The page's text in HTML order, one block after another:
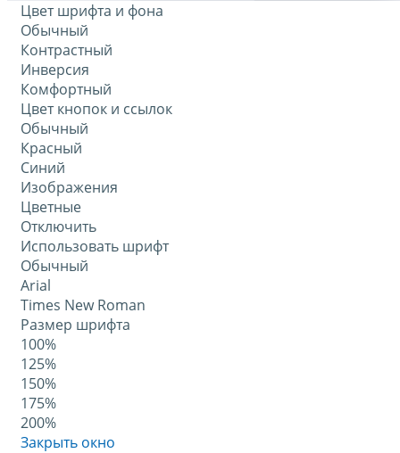
Цвет шрифта и фона
Обычный
Контрастный
Инверсия
Комфортный
Цвет кнопок и ссылок
Обычный
Красный
Синий
Изображения
Цветные
Отключить
Использовать шрифт
Обычный
Arial
Times New Roman
Размер шрифта
100%
125%
150%
175%
200%
Закрыть окно